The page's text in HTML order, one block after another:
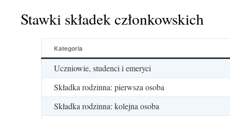
Stawki składek członkowskich
Kategoria
Uczniowie, studenci i emeryci
Składka rodzinna: pierwsza osoba
Składka rodzinna: kolejna osoba